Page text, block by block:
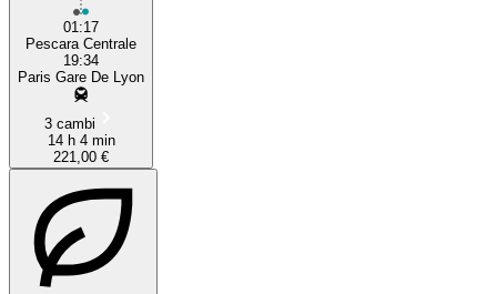
01:17
Pescara Centrale
19:34
Paris Gare De Lyon
3 cambi
14 h 4 min
221,00 €